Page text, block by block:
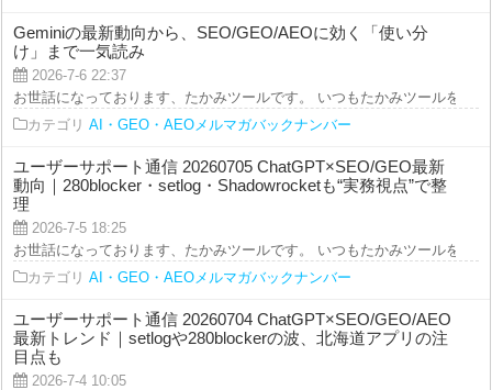
Geminiの最新動向から、SEO/GEO/AEOに効く「使い分
け」まで一気読み
2026-7-6 22:37
お世話になっております、たかみツールです。 いつもたかみツールをご
カテゴリ AI・GEO・AEOメルマガバックナンバー
ユーザーサポート通信 20260705 ChatGPT×SEO/GEO最新
動向｜280blocker・setlog・Shadowrocketも“実務視点”で整
理
2026-7-5 18:25
お世話になっております、たかみツールです。 いつもたかみツールをご
カテゴリ AI・GEO・AEOメルマガバックナンバー
ユーザーサポート通信 20260704 ChatGPT×SEO/GEO/AEO
最新トレンド｜setlogや280blockerの波、北海道アプリの注
目点も
2026-7-4 10:05